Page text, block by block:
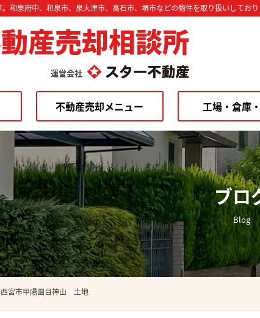
和泉府中、和泉市、泉大津市、高石市、堺市などの物件を取り扱いしてお
産売却相談所
運営会社
不動産売却メニュー 工場・倉庫
ブロ
Blog
宮市甲陽園目神山 土地